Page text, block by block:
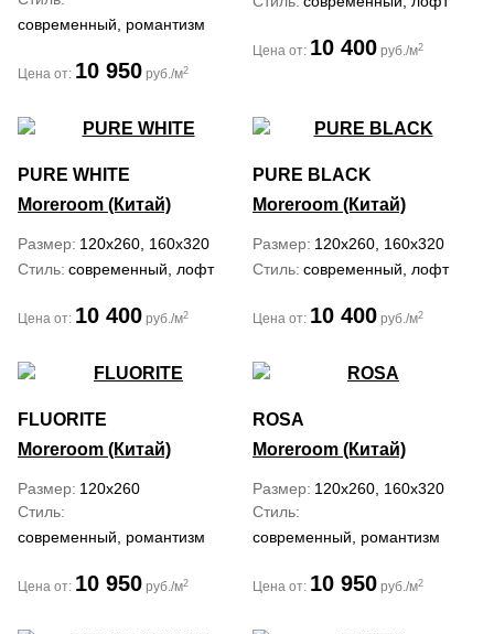
современный, романтизм
Цена от: 10 950 руб./м2
Цена от: 10 400 руб./м2
PURE WHITE
Moreroom (Китай)
Размер 120x260, 160x320
Стиль современный, лофт
Цена от: 10 400 руб./м2
PURE BLACK
Moreroom (Китай)
Размер 120x260, 160x320
Стиль современный, лофт
Цена от: 10 400 руб./м2
FLUORITE
Moreroom (Китай)
Размер 120x260
Стиль
современный, романтизм
Цена от: 10 950 руб./м2
ROSA
Moreroom (Китай)
Размер 120x260, 160x320
Стиль
современный, романтизм
Цена от: 10 950 руб./м2